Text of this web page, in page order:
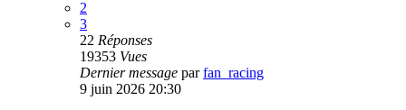
2
3
22 Réponses
19353 Vues
Dernier message parfan_racing
9 juin 2026 20:30